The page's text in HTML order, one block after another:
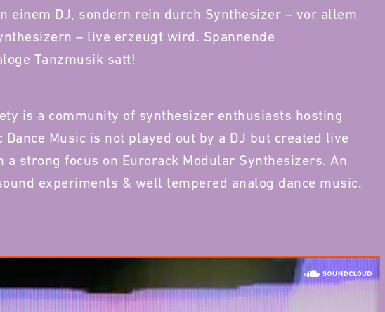
einem DJ, sondern rein durch Synthesizer – vor allem
– live erzeugt wird. Spannende
Tanzmusik satt!
is a community of synthesizer enthusiasts hosting
Music is not played out by a DJ but created live
strong focus on Eurorack Modular Synthesizers. An
experiments & well tempered analog dance music.